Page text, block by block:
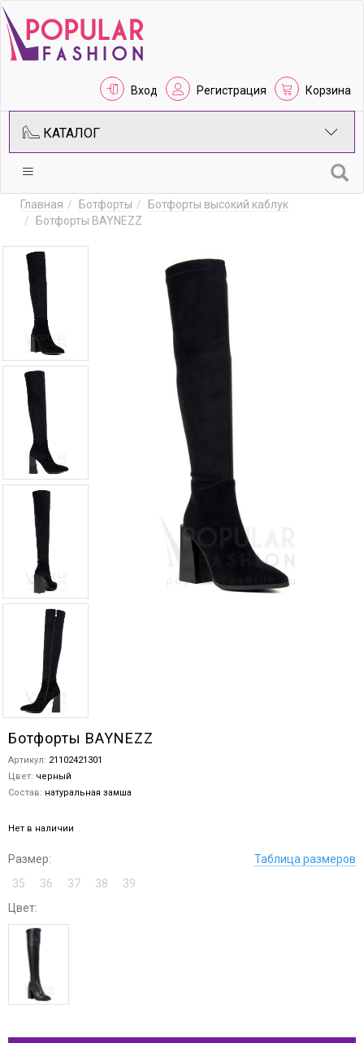
Вход Регистрация Корзина
КАТАЛОГ
Главная Ботфорты
Ботфорты высокий каблук
Ботфорты BAYNEZZ
Ботфорты BAYNEZZ
Артикул: 21102421301
Цвет: черный
Состав: натуральная замша
Нет в наличии
Размер:
Таблица размеров
35
36 37 38
39
Цвет: